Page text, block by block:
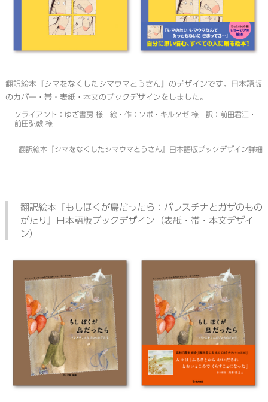
翻訳絵本『シマをなくしたシマウマとうさん』のデザインです。日本語版
のカバー・帯・表紙・本文のブックデザインをしました。
クライアント：ゆぎ書房 様 絵・作：ソポ・キルタゼ 様 訳：前田君江・
前田弘毅 様
翻訳絵本『シマをなくしたシマウマとうさん』日本語版ブックデザイン詳細
翻訳絵本『もしぼくが鳥だったら：パレスチナとガザのもの
がたり』日本語版ブックデザイン（表紙・帯・本文デザイ
ン）